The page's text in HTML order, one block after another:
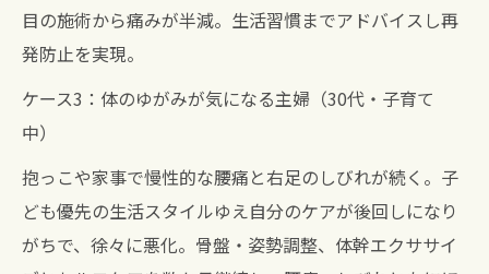
目の施術から痛みが半減。生活習慣までアドバイスし再
発防止を実現。
ケース3：体のゆがみが気になる主婦（30代・子育て
中）
抱っこや家事で慢性的な腰痛と右足のしびれが続く。子
ども優先の生活スタイルゆえ自分のケアが後回しになり
がちで、徐々に悪化。骨盤・姿勢調整、体幹エクササイ